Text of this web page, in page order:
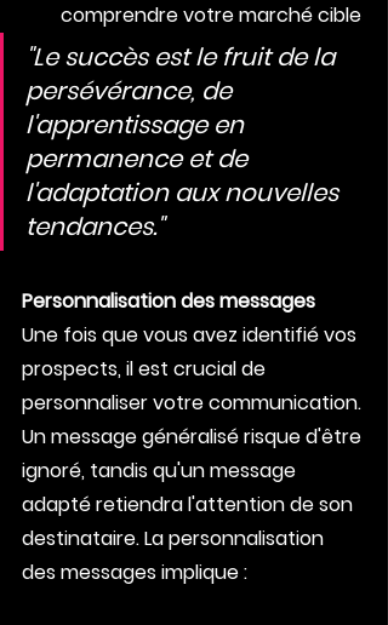
comprendre votre marché cible
"Le succès est le fruit de la
persévérance, de
l'apprentissage en
permanence et de
l'adaptation aux nouvelles
tendances."
Personnalisation des messages
Une fois que vous avez identifié vos
prospects, il est crucial de
personnaliser votre communication.
Un message généralisé risque d'être
ignoré, tandis qu'un message
adapté retiendra l'attention de son
destinataire. La personnalisation
des messages implique :